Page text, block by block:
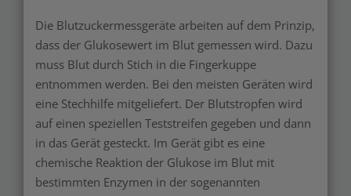
Die Blutzuckermessgeräte arbeiten auf dem Prinzip,
dass der Glukosewert im Blut gemessen wird. Dazu
muss Blut durch Stich in die Fingerkuppe
entnommen werden. Bei den meisten Geräten wird
eine Stechhilfe mitgeliefert. Der Blutstropfen wird
auf einen speziellen Teststreifen gegeben und dann
in das Gerät gesteckt. Im Gerät gibt es eine
chemische Reaktion der Glukose im Blut mit
bestimmten Enzymen in der sogenannten